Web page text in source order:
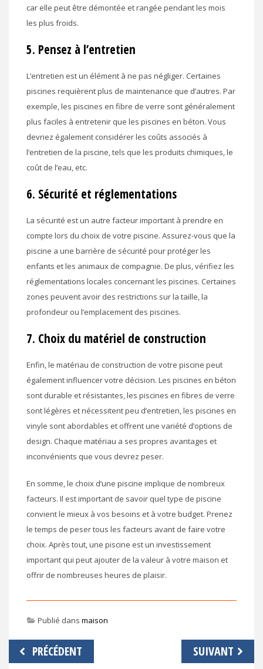
car elle peut être démontée et rangée pendant les mois
les plus froids.
5. Pensez à l’entretien
L’entretien est un élément à ne pas négliger. Certaines
piscines requièrent plus de maintenance que d’autres. Par
exemple, les piscines en fibre de verre sont généralement
plus faciles à entretenir que les piscines en béton. Vous
devriez également considérer les coûts associés à
l’entretien de la piscine, tels que les produits chimiques, le
coût de l’eau, etc.
6. Sécurité et réglementations
La sécurité est un autre facteur important à prendre en
compte lors du choix de votre piscine. Assurez-vous que la
piscine a une barrière de sécurité pour protéger les
enfants et les animaux de compagnie. De plus, vérifiez les
réglementations locales concernant les piscines. Certaines
zones peuvent avoir des restrictions sur la taille, la
profondeur ou l’emplacement des piscines.
7. Choix du matériel de construction
Enfin, le matériau de construction de votre piscine peut
également influencer votre décision. Les piscines en béton
sont durable et résistantes, les piscines en fibres de verre
sont légères et nécessitent peu d’entretien, les piscines en
vinyle sont abordables et offrent une variété d’options de
design. Chaque matériau a ses propres avantages et
inconvénients que vous devrez peser.
En somme, le choix d’une piscine implique de nombreux
facteurs. Il est important de savoir quel type de piscine
convient le mieux à vos besoins et à votre budget. Prenez
le temps de peser tous les facteurs avant de faire votre
choix. Après tout, une piscine est un investissement
important qui peut ajouter de la valeur à votre maison et
offrir de nombreuses heures de plaisir.
Publié dans maison
Navigation
de
PRÉCÉDENT SUIVANT